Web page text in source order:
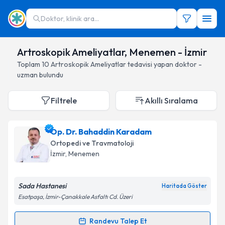
Doktor, klinik ara...
Artroskopik Ameliyatlar, Menemen - İzmir
Toplam 10 Artroskopik Ameliyatlartedavisi yapan doktor -
uzman bulundu
Filtrele Akıllı Sıralama
Op. Dr. Bahaddin Karadam
Ortopedi ve Travmatoloji
İzmir, Menemen
Sada Hastanesi Haritada Göster
Esatpaşa, İzmir-Çanakkale Asfaltı Cd. Üzeri
Randevu Talep Et